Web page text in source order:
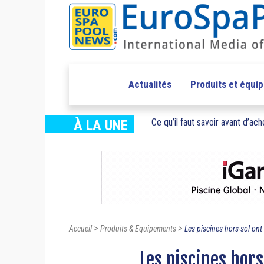
Actualités Produits et
À LA UNE Ce qu’il faut savoir avant
Accueil> Produits & Equipements> Les piscines hors-sol